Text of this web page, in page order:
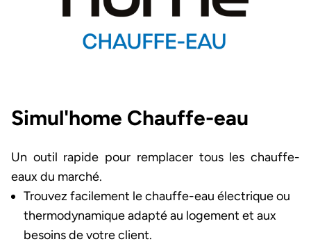
Simul'home Chauffe-eau
Un outil rapide pour remplacer tous les chauffe-
eaux du marché.
Trouvez facilement le chauffe-eau électrique ou
thermodynamique adapté au logement et aux
besoins de votre client.